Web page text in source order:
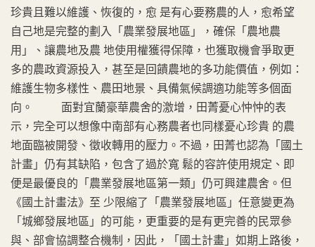
珍貴且難以維護、恢復的，愈 是有心要務農的人，愈希望
自己地是完整的劃入「農業發展地區」，確保「農地農
用」、讓農地及農 地使用權獲得保障，也獲取機會爭取更
多的農政資源投入，甚至是回饋農地的多功能價值，例如：
維護生物多樣性、農田地景、具備氣候調適功能等多個面
向。 面對宜蘭豪華農舍的激增，田菁憂心忡忡的表
示，完全可以想像中南部有心務農者也同樣憂心珍貴 的農
地面臨被開發、徵收轉用的壓力。不過，田菁也認為「國土
計畫」仍有其缺陷，包含了過於寬 鬆的容許使用規定、即
便是最優良的「農業發展地區第一類」仍可興建農舍。但
《國土計畫法》至 少限縮了「農業發展地區」任意變更為
「城鄉發展地區」的可能，更重要的是有更完善的民眾參
與、部會協調整合機制，因此，「國土計畫」如期上路後，